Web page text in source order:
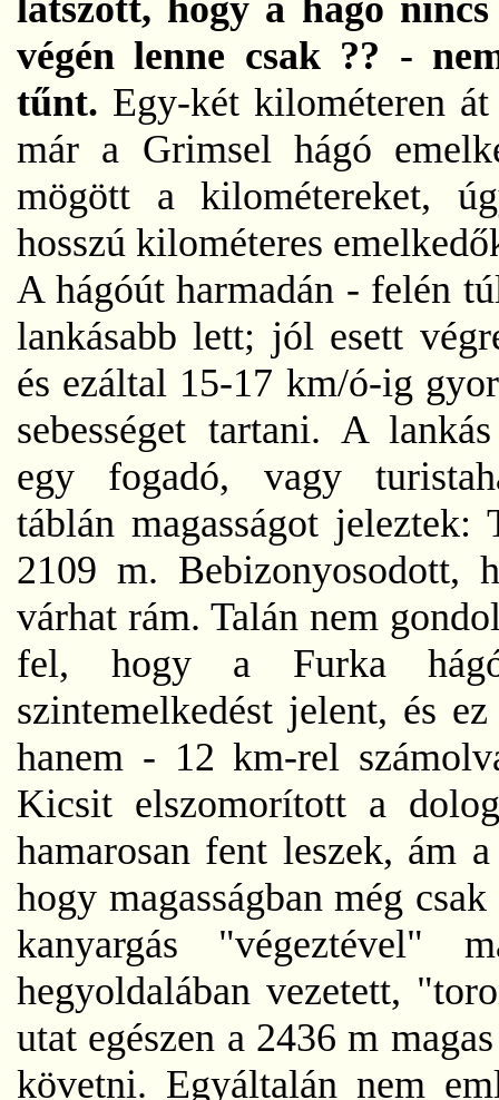
végén lenne csak ?? -
tűnt. Egy-két kilométeren
már a Grimsel hágó
mögött a kilométereket,
hosszú kilométeres
A hágóút harmadán - felén
lankásabb lett; jól esett
és ezáltal 15-17 km/ó-ig
sebességet tartani. A
egy fogadó, vagy
táblán magasságot jeleztek:
2109 m. Bebizonyosodott,
várhat rám. Talán nem
fel, hogy a Furka
szintemelkedést jelent, és
hanem - 12 km-rel
Kicsit elszomorított a
hamarosan fent leszek, ám
hogy magasságban még
kanyargás "végeztével"
hegyoldalában vezetett,
utat egészen a 2436 m
követni. Egyáltalán nem